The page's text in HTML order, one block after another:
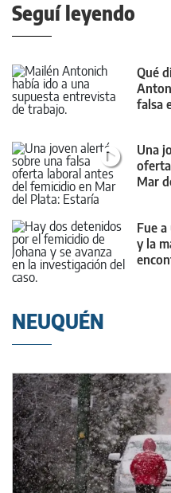
Seguí leyendo
Qué
falsa
Una
Mar
Fue
y la
NEUQUÉN